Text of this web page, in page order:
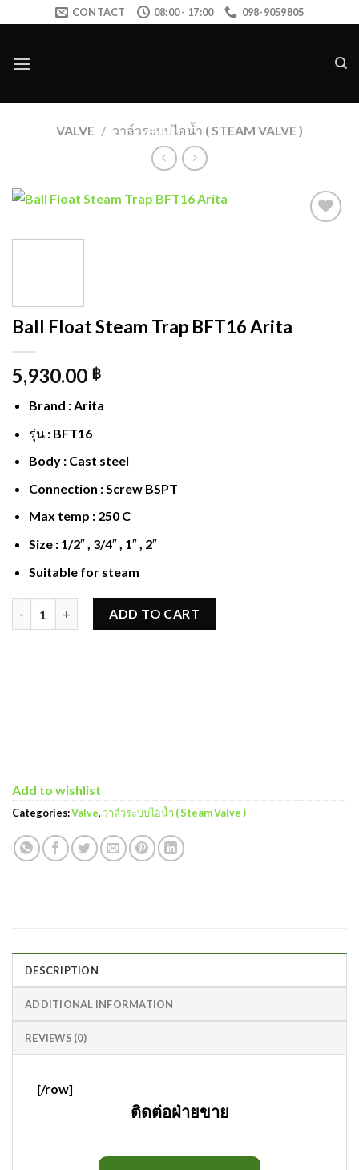
to
CONTACT 08:00 - 17:00 098-9059805
VALVE / วาล์วระบบไอน้ำ ( STEAM VALVE )
Ball Float Steam Trap BFT16 Arita
5,930.00 ฿
Brand : Arita
รุ่น : BFT16
Body : Cast steel
Connection : Screw BSPT
Max temp : 250 C
Size : 1/2″ , 3/4″ , 1″ , 2″
Suitable for steam
ADD TO CART
Add to wishlist
Categories:Valve,วาล์วระบบไอน้ำ ( Steam Valve )
DESCRIPTION
ADDITIONAL INFORMATION
REVIEWS (0)
[/row]
ติดต่อฝ่ายขาย